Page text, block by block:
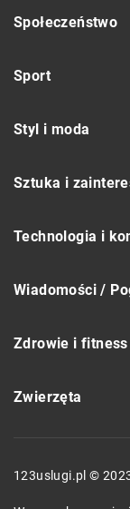
Społeczeństwo
Sport
Styl i moda
Sztuka i
Technologia i
Wiadomości /
Zdrowie i fitness
Zwierzęta
123uslugi.pl ©